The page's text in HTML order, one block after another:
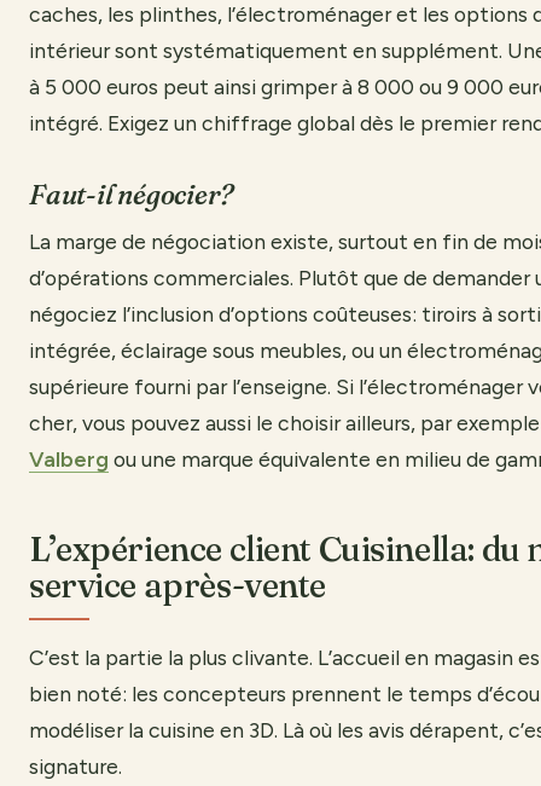
caches, les plinthes, l’électroménager et les options
intérieur sont systématiquement en supplément.
à 5 000 euros peut ainsi grimper à 8 000 ou 9 000
intégré. Exigez un chiffrage global dès le premier
Faut-il négocier?
La marge de négociation existe, surtout en fin de
d’opérations commerciales. Plutôt que de demander
négociez l’inclusion d’options coûteuses: tiroirs à
intégrée, éclairage sous meubles, ou un
supérieure fourni par l’enseigne. Si l’électroménager
cher, vous pouvez aussi le choisir ailleurs, par
Valberg ou une marque équivalente en milieu de
L’expérience client Cuisinella: du
service après-vente
C’est la partie la plus clivante. L’accueil en magasin
bien noté: les concepteurs prennent le temps
modéliser la cuisine en 3D. Là où les avis dérapent,
signature.